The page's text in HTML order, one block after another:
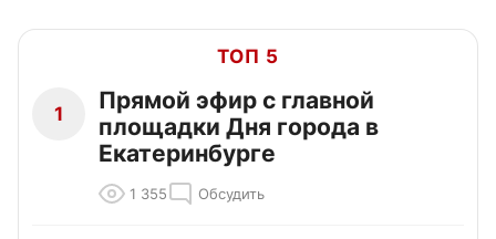
ТОП 5
1
Прямой эфир с главной
площадки Дня города в
Екатеринбурге
1 355 Обсудить